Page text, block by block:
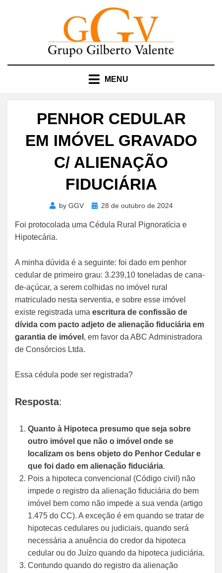
MENU
PENHOR CEDULAR
EM IMÓVEL GRAVADO
C/ ALIENAÇÃO
FIDUCIÁRIA
by GGV
Posted28 de outubro de 2024
Foi protocolada uma Cédula Rural Pignoratícia e
Hipotecária.
A minha dúvida é a seguinte: foi dado em penhor
cedular de primeiro grau: 3.239,10 toneladas de cana-
de-açúcar, a serem colhidas no imóvel rural
matriculado nesta serventia, e sobre esse imóvel
existe registrada uma escritura de confissão de
dívida com pacto adjeto de alienação fiduciária em
garantia de imóvel , em favor da ABC Administradora
de Consórcios Ltda.
Essa cédula pode ser registrada?
Resposta:
Quanto à Hipoteca presumo que seja sobre
outro imóvel que não o imóvel onde se
localizam os bens objeto do Penhor Cedular e
que foi dado em alienação fiduciária.
Pois a hipoteca convencional (Código civil) não
impede o registro da alienação fiduciária do bem
imóvel bem como não impede a sua venda (artigo
1.475 do CC). A exceção é em quando se tratar de
hipotecas cedulares ou judiciais, quando será
necessária a anuência do credor da hipoteca
cedular ou do Juízo quando da hipoteca judiciária.
Contundo quando do registro da alienação